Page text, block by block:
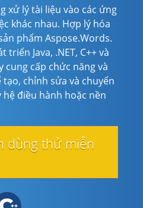
xử lý tài liệu vào các ứng
khác nhau. Hợp lý hóa
phẩm Aspose.Words.
Java, .NET, C++ và
cung cấp chức năng và
chỉnh sửa và chuyển
điều hành hoặc nền
dùng thử miễn